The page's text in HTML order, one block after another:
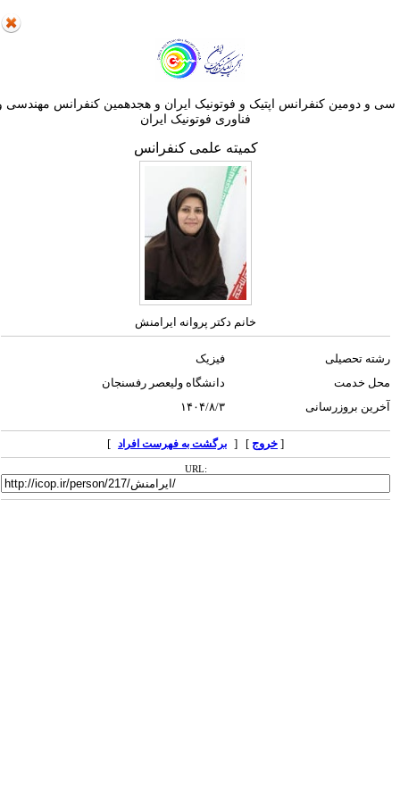
و دومین کنفرانس اپتيک و فوتونيک ایران و هجدهمين کنفرانس مهندسی و
فناوری فوتونيک ايران
کمیته علمی کنفرانس
خانم دکتر پروانه ایرامنش
رشته تحصیلی
فیزیک
محل خدمت
دانشگاه ولیعصر رفسنجان
آخرین بروزرسانی
۱۴۰۴/۸/۳
خروج] [ برگشت به فهرست افراد ]
URL: